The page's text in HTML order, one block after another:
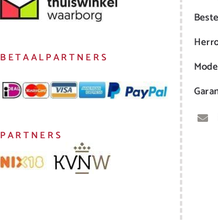
BETAALPARTNERS
PARTNERS